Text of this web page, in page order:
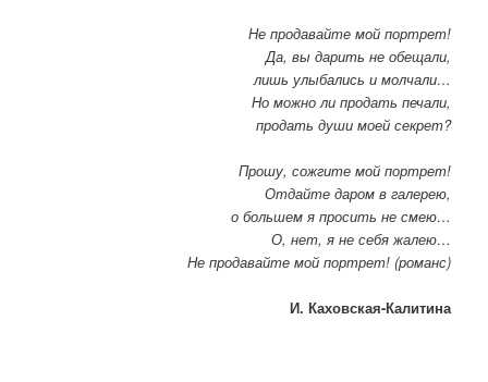
Не продавайте мой портрет!
Да, вы дарить не обещали,
лишь улыбались и молчали…
Но можно ли продать печали,
продать души моей секрет?
Прошу, сожгите мой портрет!
Отдайте даром в галерею,
о большем я просить не смею…
О, нет, я не себя жалею…
Не продавайте мой портрет! (романс)
И. Каховская-Калитина